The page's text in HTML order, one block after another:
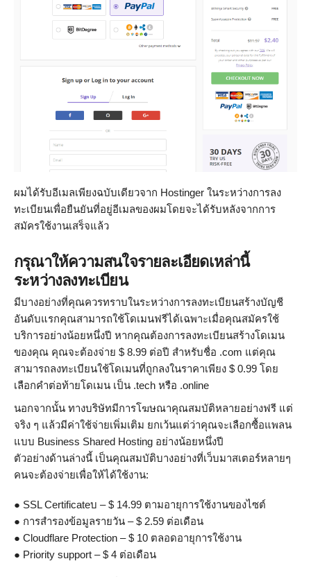
ผมได้รับอีเมลเพียงฉบับเดียวจาก Hostinger ในระหว่างการลง
ทะเบียนเพื่อยืนยันที่อยู่อีเมลของผมโดยจะได้รับหลังจากการ
สมัครใช้งานเสร็จแล้ว
กรุณาให้ความสนใจรายละเอียดเหล่านี้
ระหว่างลงทะเบียน
มีบางอย่างที่คุณควรทราบในระหว่างการลงทะเบียนสร้างบัญชี
อันดับแรกคุณสามารถใช้โดเมนฟรีได้เฉพาะเมื่อคุณสมัครใช้
บริการอย่างน้อยหนึ่งปี หากคุณต้องการลงทะเบียนสร้างโดเมน
ของคุณ คุณจะต้องจ่าย $ 8.99 ต่อปี สำหรับชื่อ .com แต่คุณ
สามารถลงทะเบียนใช้โดเมนที่ถูกลงในราคาเพียง $ 0.99 โดย
เลือกคำต่อท้ายโดเมน เป็น .tech หรือ .online
นอกจากนั้น ทางบริษัทมีการโฆษณาคุณสมบัติหลายอย่างฟรี แต่
จริง ๆ แล้วมีค่าใช้จ่ายเพิ่มเติม ยกเว้นแต่ว่าคุณจะเลือกซื้อแพลน
แบบ Business Shared Hosting อย่างน้อยหนึ่งปี
ตัวอย่างด้านล่างนี้ เป็นคุณสมบัติบางอย่างที่เว็บมาสเตอร์หลายๆ
คนจะต้องจ่ายเพื่อให้ได้ใช้งาน:
● SSL Certificateบ – $ 14.99 ตามอายุการใช้งานของไซต์
● การสำรองข้อมูลรายวัน – $ 2.59 ต่อเดือน
● Cloudflare Protection – $ 10 ตลอดอายุการใช้งาน
● Priority support – $ 4 ต่อเดือน